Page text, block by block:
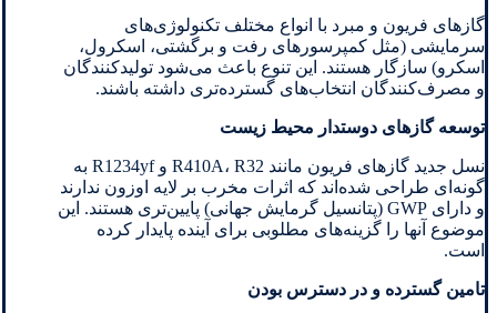
گازهای فریون و مبرد با انواع مختلف تکنولوژی‌های
سرمایشی (مثل کمپرسورهای رفت و برگشتی، اسکرول،
اسکرو) سازگار هستند. این تنوع باعث می‌شود تولیدکنندگان
و مصرف‌کنندگان انتخاب‌های گسترده‌تری داشته باشند.
توسعه گازهای دوستدار محیط زیست
نسل جدید گازهای فریون مانند R410A، R32 و R1234yf به
گونه‌ای طراحی شده‌اند که اثرات مخرب بر لایه اوزون ندارند
و دارای GWP (پتانسیل گرمایش جهانی) پایین‌تری هستند. این
موضوع آنها را گزینه‌های مطلوبی برای آینده پایدار کرده
است.
تامین گسترده و در دسترس بودن